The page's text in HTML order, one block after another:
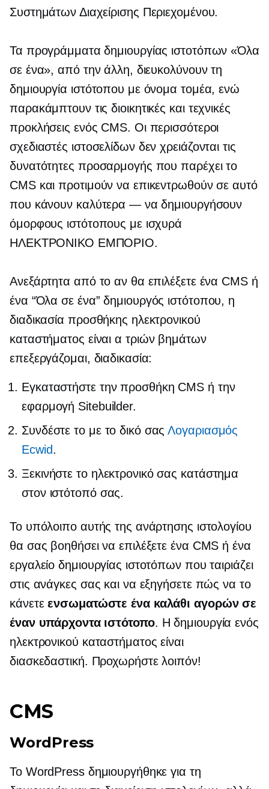
Συστημάτων Διαχείρισης Περιεχομένου.
Τα προγράμματα δημιουργίας ιστοτόπων «Όλα
σε ένα», από την άλλη, διευκολύνουν τη
δημιουργία ιστότοπου με όνομα τομέα, ενώ
παρακάμπτουν τις διοικητικές και τεχνικές
προκλήσεις ενός CMS. Οι περισσότεροι
σχεδιαστές ιστοσελίδων δεν χρειάζονται τις
δυνατότητες προσαρμογής που παρέχει το
CMS και προτιμούν να επικεντρωθούν σε αυτό
που κάνουν καλύτερα — να δημιουργήσουν
όμορφους ιστότοπους με ισχυρά
ΗΛΕΚΤΡΟΝΙΚΟ ΕΜΠΟΡΙΟ.
Ανεξάρτητα από το αν θα επιλέξετε ένα CMS ή
ένα “Όλα σε ένα” δημιουργός ιστότοπου, η
διαδικασία προσθήκης ηλεκτρονικού
καταστήματος είναι α τριών βημάτων
επεξεργάζομαι, διαδικασία:
Εγκαταστήστε την προσθήκη CMS ή την
εφαρμογή Sitebuilder.
Συνδέστε το με το δικό σαςΛογαριασμός
Ecwid.
Ξεκινήστε το ηλεκτρονικό σας κατάστημα
στον ιστότοπό σας.
Το υπόλοιπο αυτής της ανάρτησης ιστολογίου
θα σας βοηθήσει να επιλέξετε ένα CMS ή ένα
εργαλείο δημιουργίας ιστοτόπων που ταιριάζει
στις ανάγκες σας και να εξηγήσετε πώς να το
κάνετεενσωματώστε ένα καλάθι αγορών σε
έναν υπάρχοντα ιστότοπο. Η δημιουργία ενός
ηλεκτρονικού καταστήματος είναι
διασκεδαστική. Προχωρήστε λοιπόν!
CMS
WordPress
Το WordPress δημιουργήθηκε για τη